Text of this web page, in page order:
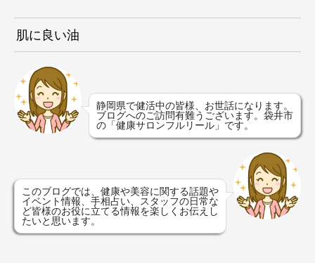
肌に良い油
静岡県で健活中の皆様、お世話になります。
ブログへのご訪問有難うございます。袋井市
の「健康サロンフルリール」です。
このブログでは、健康や美容に関する話題や
イベント情報、手相占い、スタッフの日常な
ど皆様のお役に立てる情報を楽しくお伝えし
たいと思います。